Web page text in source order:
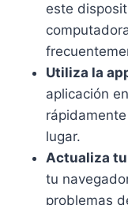
este
Utiliza la
aplicación
lugar.
Actualiza
tu
problemas